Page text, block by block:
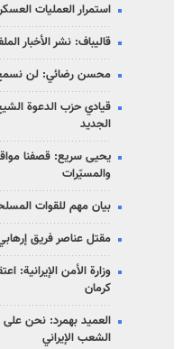
استمرار العمليات
قاليباف: نشر الأخبار
محسن رضائي: لن
قيادي حزب الدعوة
الجديد
يحيى سريع: قصفنا
والمسيّرات
بيان مهم للقوات
مقتل عناصر فريق
كرمان
العميد بهمرد: نحن على
الشعب الإيراني